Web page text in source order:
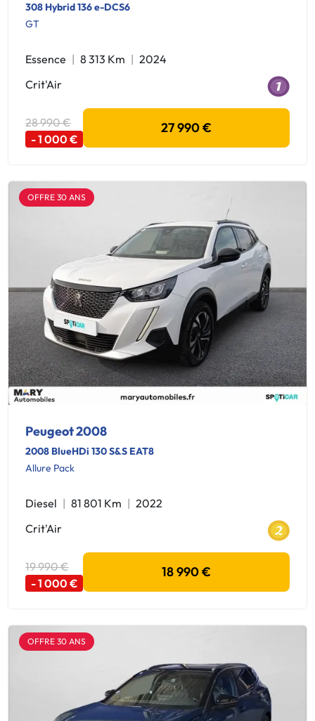
308 Hybrid 136 e-DCS6
GT
Essence 8 313 Km
2024
Crit'Air
28 990 €
- 1 000 €
27 990 €
OFFRE 30 ANS
Peugeot 2008
2008 BlueHDi 130 S&S EAT8
Allure Pack
Diesel 81 801 Km
2022
Crit'Air
19 990 €
- 1 000 €
18 990 €
OFFRE 30 ANS